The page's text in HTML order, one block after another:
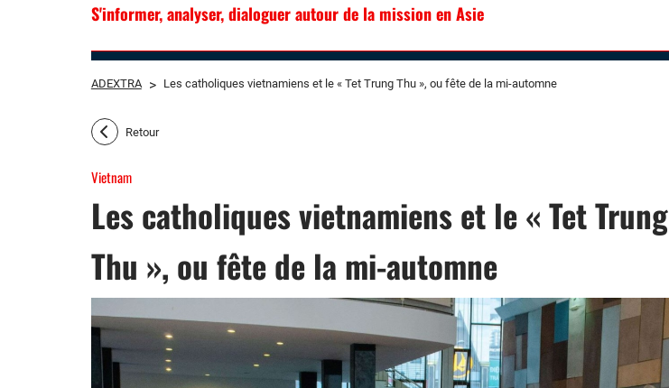
S'informer, analyser, dialoguer autour de la mission en Asie
ADEXTRA > Les catholiques vietnamiens et le « Tet Trung Thu », ou fête de la mi-automne
Retour
Vietnam
Les catholiques vietnamiens et le « Tet Trung
Thu », ou fête de la mi-automne